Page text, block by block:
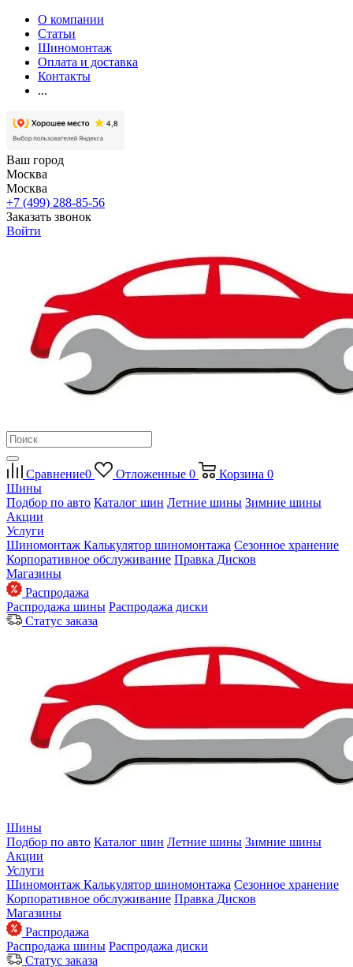
О компании
Статьи
Шиномонтаж
Оплата и доставка
Контакты
...
Ваш город
Москва
Москва
+7 (499) 288-85-56
Заказать звонок
Войти
Сравнение0 Отложенные 0 Корзина 0
Шины
Подбор по авто Каталог шин Летние шины Зимние шины
Акции
Услуги
Шиномонтаж Калькулятор шиномонтажа Сезонное хранение
Корпоративное обслуживание Правка Дисков
Магазины
Распродажа
Распродажа шины Распродажа диски
Статус заказа
Шины
Подбор по авто Каталог шин Летние шины Зимние шины
Акции
Услуги
Шиномонтаж Калькулятор шиномонтажа Сезонное хранение
Корпоративное обслуживание Правка Дисков
Магазины
Распродажа
Распродажа шины Распродажа диски
Статус заказа